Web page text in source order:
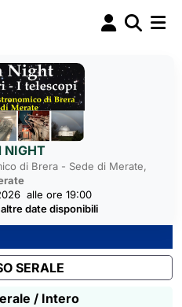
NIGHT
di Brera - Sede di Merate,
alle ore 19:00
date disponibili
SERALE
/ Intero